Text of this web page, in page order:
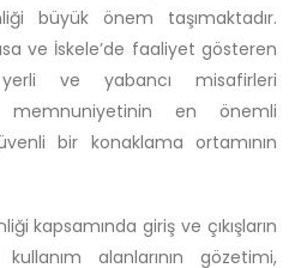
büyük önem taşımaktadır.
ve İskele’de faaliyet gösteren
ve yabancı misafirleri
memnuniyetinin en önemli
bir konaklama ortamının
kapsamında giriş ve çıkışların
alanlarının gözetimi,